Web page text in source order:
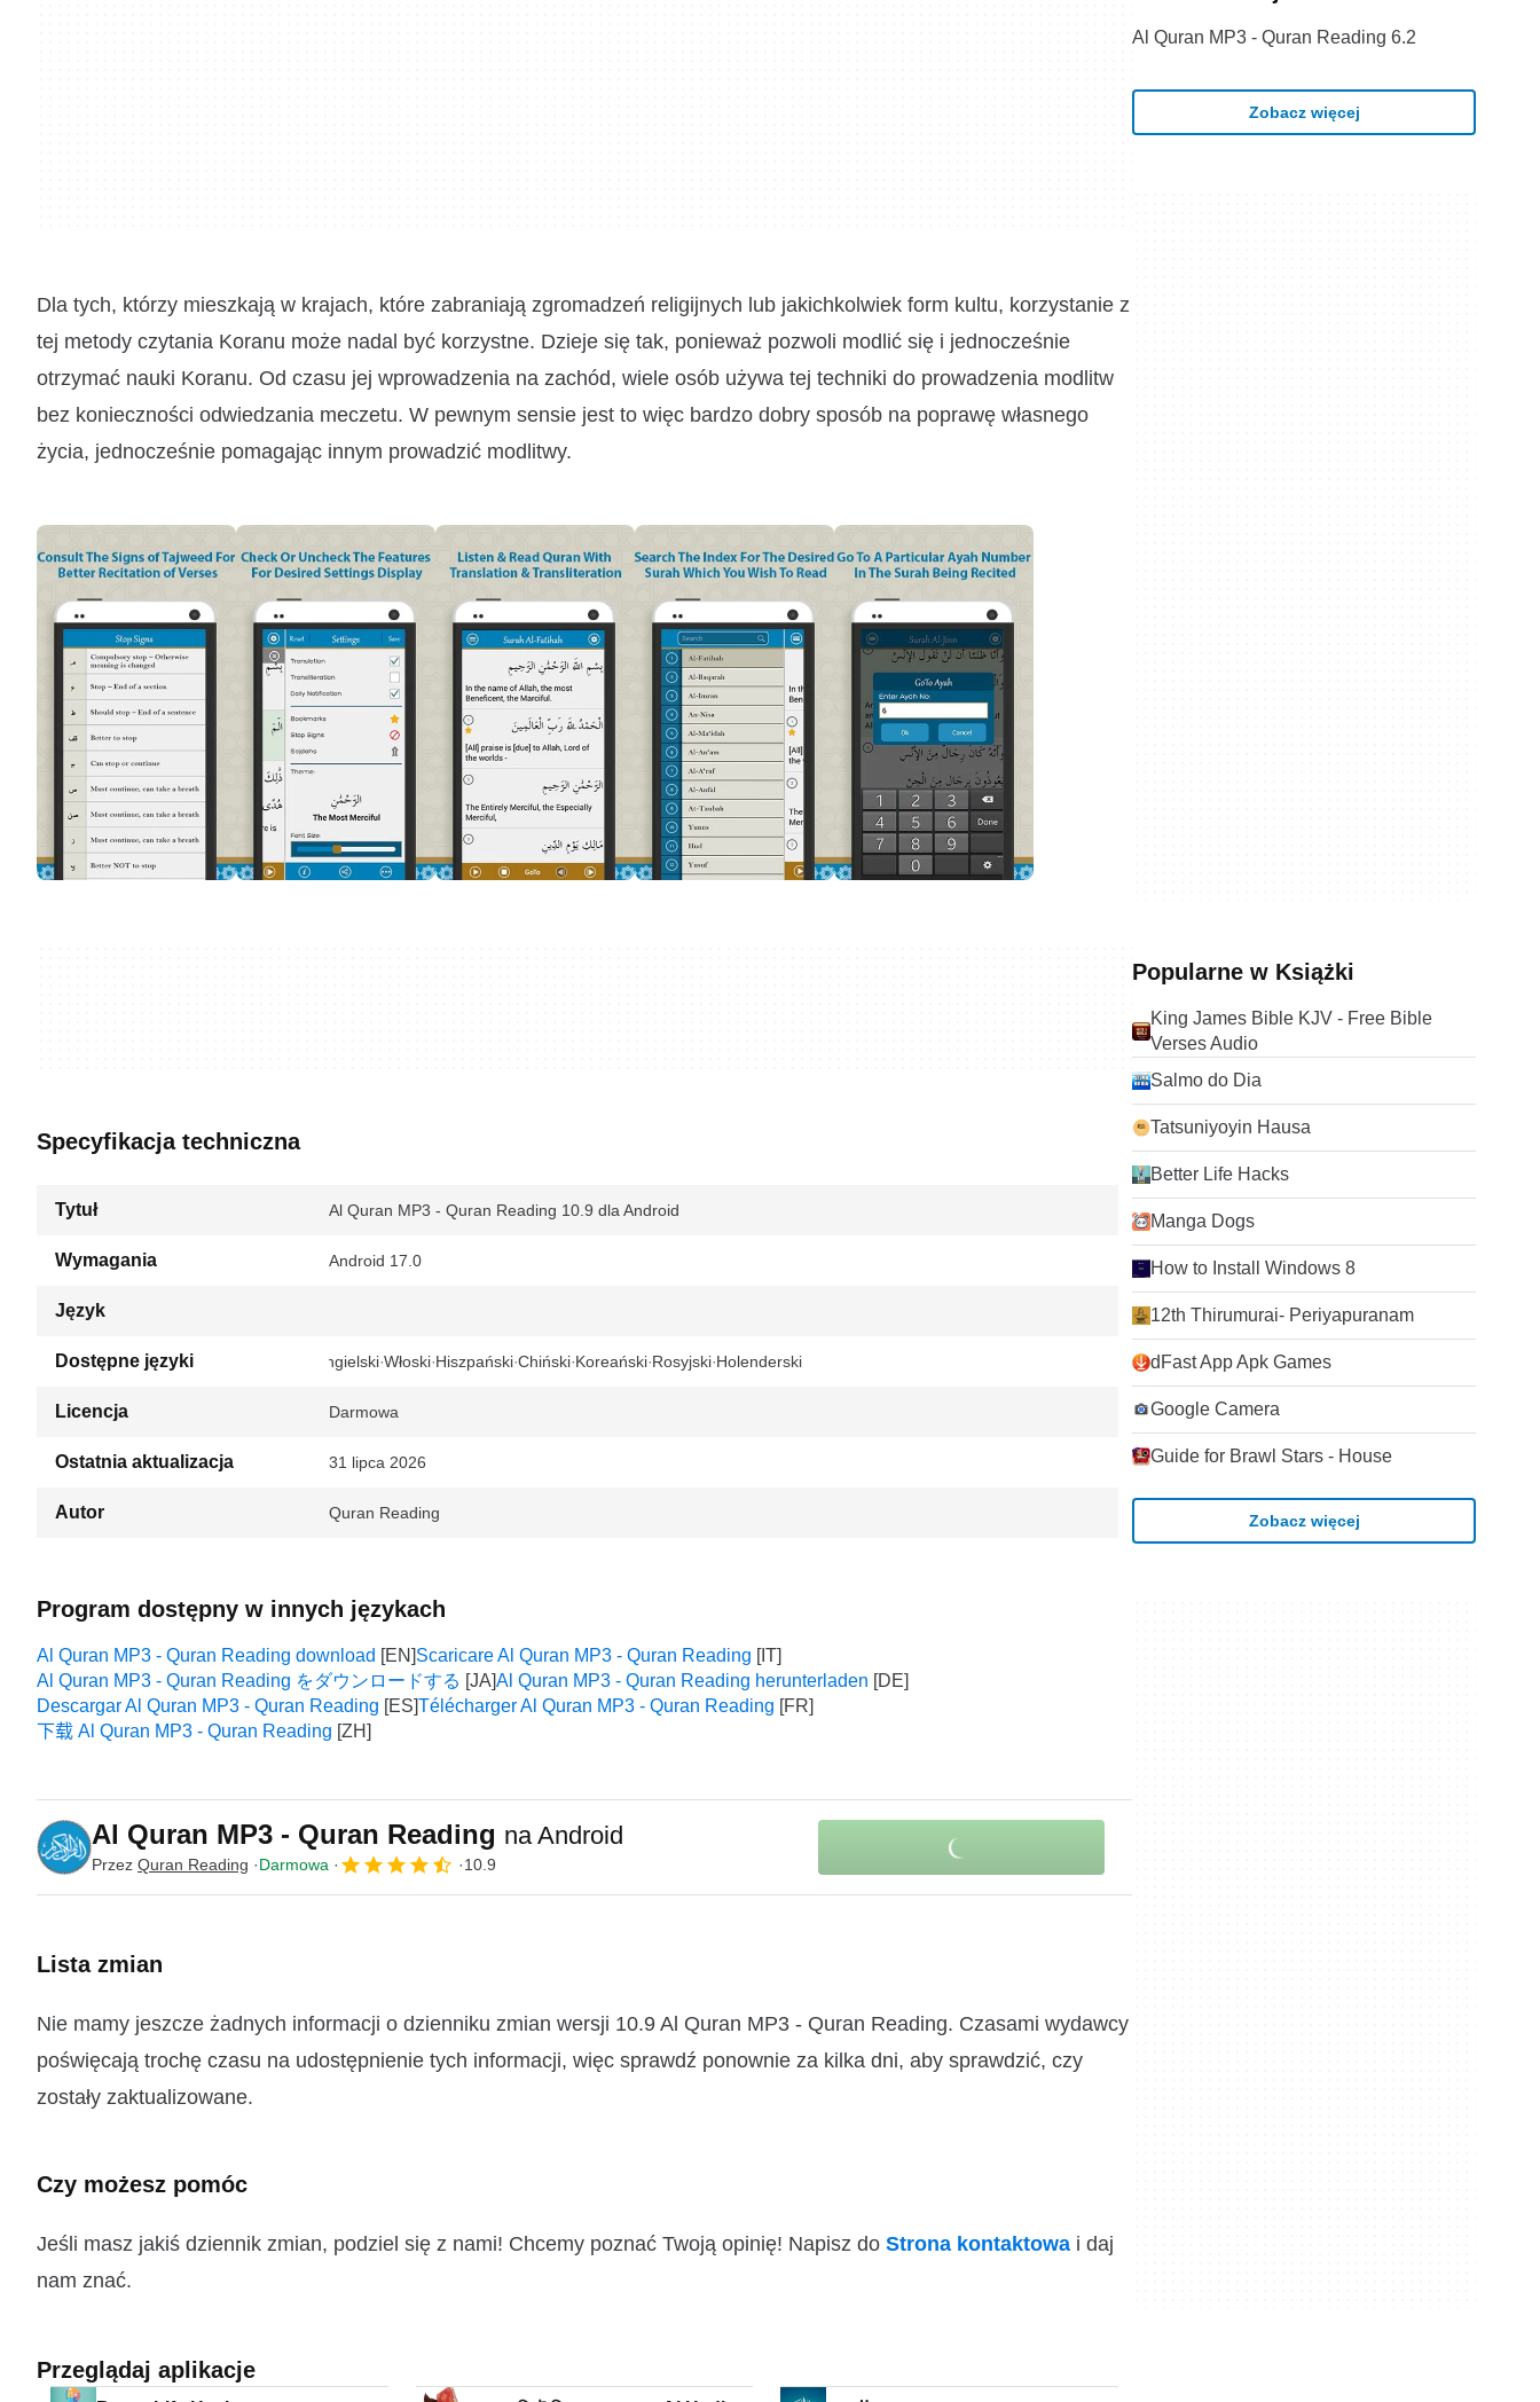
Dla tych, którzy mieszkają w krajach, które zabraniają zgromadzeń religijnych lub jakichkolwiek form kultu, korzystanie z
tej metody czytania Koranu może nadal być korzystne. Dzieje się tak, ponieważ pozwoli modlić się i jednocześnie
otrzymać nauki Koranu. Od czasu jej wprowadzenia na zachód, wiele osób używa tej techniki do prowadzenia modlitw
bez konieczności odwiedzania meczetu. W pewnym sensie jest to więc bardzo dobry sposób na poprawę własnego
życia, jednocześnie pomagając innym prowadzić modlitwy.
Specyfikacja techniczna
Tytuł Al Quran MP3 - Quran Reading 10.9 dla Android
Wymagania Android 17.0
Język
Dostępne języki Angielski Włoski Hiszpański Chiński Koreański Rosyjski Holenderski
Licencja Darmowa
Ostatnia aktualizacja 31 lipca 2026
Autor Quran Reading
Program dostępny w innych językach
Al Quran MP3 - Quran Reading download
Scaricare Al Quran MP3 - Quran Reading
Al Quran MP3 - Quran Reading をダウンロードする
Al Quran MP3 - Quran Reading herunterladen
Descargar Al Quran MP3 - Quran Reading
Télécharger Al Quran MP3 - Quran Reading
下载 Al Quran MP3 - Quran Reading
Al Quran MP3 - Quran Reading na Android
Przez Quran Reading Darmowa 10.9
Lista zmian
Nie mamy jeszcze żadnych informacji o dzienniku zmian wersji 10.9 Al Quran MP3 - Quran Reading. Czasami wydawcy
poświęcają trochę czasu na udostępnienie tych informacji, więc sprawdź ponownie za kilka dni, aby sprawdzić, czy
zostały zaktualizowane.
Czy możesz pomóc
Jeśli masz jakiś dziennik zmian, podziel się z nami! Chcemy poznać Twoją opinię! Napisz do Strona kontaktowa i daj
nam znać.
Przeglądaj aplikacje
Al Quran MP3 - Quran Reading 6.2
Zobacz więcej
Popularne w Książki
King James Bible KJV - Free Bible
Verses Audio
Salmo do Dia
Tatsuniyoyin Hausa
Better Life Hacks
Manga Dogs
How to Install Windows 8
12th Thirumurai- Periyapuranam
dFast App Apk Games
Google Camera
Guide for Brawl Stars - House
Zobacz więcej